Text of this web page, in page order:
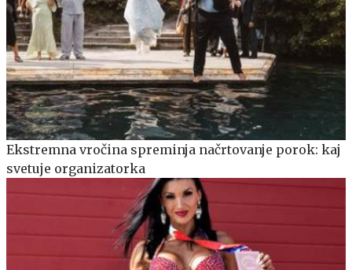
Ekstremna vročina spreminja načrtovanje porok: kaj
svetuje organizatorka